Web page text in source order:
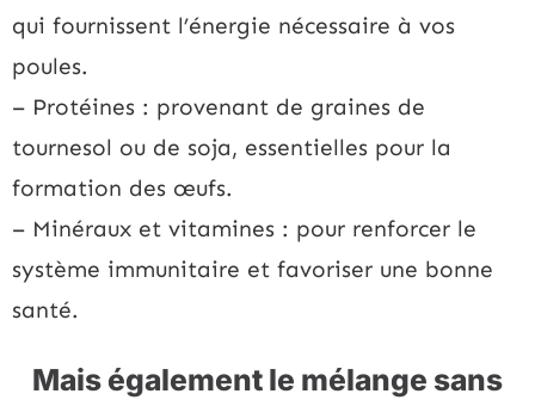
qui fournissent l’énergie nécessaire à vos
poules.
– Protéines : provenant de graines de
tournesol ou de soja, essentielles pour la
formation des œufs.
– Minéraux et vitamines : pour renforcer le
système immunitaire et favoriser une bonne
santé.
Mais également le mélange sans